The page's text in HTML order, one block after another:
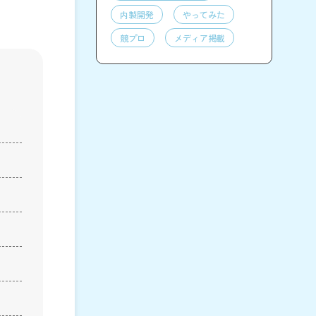
内製開発
やってみた
競プロ
メディア掲載